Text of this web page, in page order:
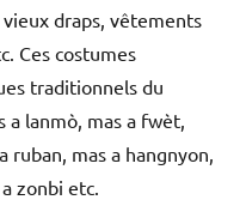
draps, vêtements
Ces costumes
traditionnels du
a lanmò, mas a fwèt,
ruban, mas a hangnyon,
zonbi etc.